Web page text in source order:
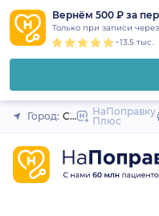
Вернём 500 ₽ за
Только при записи
~13.5 тыс.
Город: Санкт-Петербург
НаПоправку
Плюс